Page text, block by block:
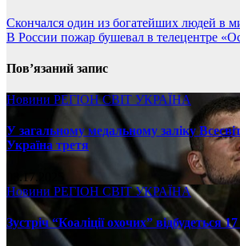
Скончался один из богатейших людей в
В России пожар бушевал в телецентре
Пов’язаний запис
Новини РЕГІОНСВІТ УКРАЇНА
У загальному медальному заліку
Україна третя
08.17.2025
Новини РЕГІОН СВІТУКРАЇНА
Зустріч “Коаліції охочих” відбудеться